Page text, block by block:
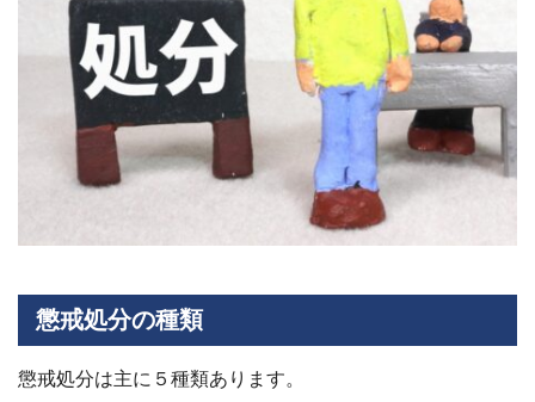
懲戒処分の種類
懲戒処分は主に５種類あります。